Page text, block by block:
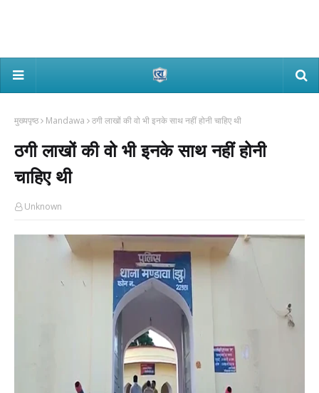
मुख्यपृष्ठ Mandawa ठगी लाखों की वो भी इनके साथ नहीं होनी चाहिए थी
ठगी लाखों की वो भी इनके साथ नहीं होनी
चाहिए थी
Unknown